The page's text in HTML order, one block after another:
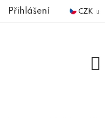
CZK
Přihlášení